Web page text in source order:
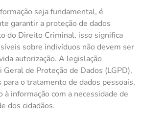
seja fundamental, é
garantir a proteção de dados
do Direito Criminal, isso significa
sobre indivíduos não devem ser
autorização. A legislação
de Proteção de Dados (LGPD),
o tratamento de dados pessoais,
informação com a necessidade de
dos cidadãos.